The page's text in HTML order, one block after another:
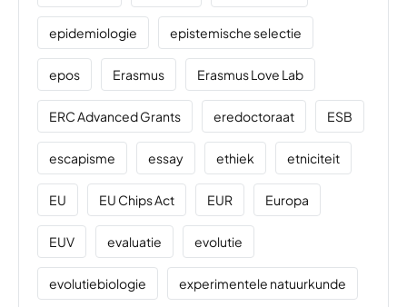
epidemiologie epistemische selectie
epos Erasmus Erasmus Love Lab
ERC Advanced Grants eredoctoraat ESB
escapisme essay ethiek etniciteit
EU EU Chips Act EUR Europa
EUV evaluatie evolutie
evolutiebiologie experimentele natuurkunde